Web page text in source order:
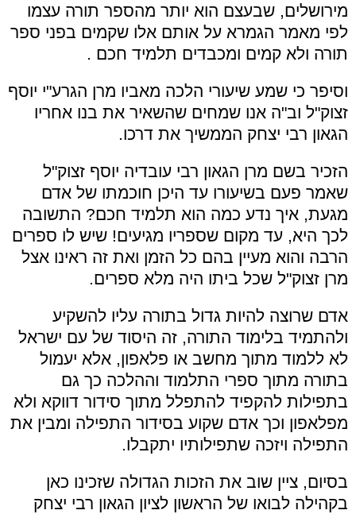
מירושלים, שבעצם הוא יותר מהספר תורה עצמו
לפי מאמר הגמרא על אותם אלו שקמים בפני ספר
תורה ולא קמים ומכבדים תלמיד חכם .
וסיפר כי שמע שיעורי הלכה מאביו מרן הגרע"י יוסף
זצוק"ל וב"ה אנו שמחים שהשאיר את בנו אחריו
הגאון רבי יצחק הממשיך את דרכו.
הזכיר בשם מרן הגאון רבי עובדיה יוסף זצוק"ל
שאמר פעם בשיעורו עד היכן חוכמתו של אדם
מגעת, איך נדע כמה הוא תלמיד חכם? התשובה
לכך היא, עד מקום שספריו מגיעים! שיש לו ספרים
הרבה והוא מעיין בהם כל הזמן ואת זה ראינו אצל
מרן זצוק"ל שכל ביתו היה מלא ספרים.
אדם שרוצה להיות גדול בתורה עליו להשקיע
ולהתמיד בלימוד התורה, זה היסוד של עם ישראל
לא ללמוד מתוך מחשב או פלאפון, אלא יעמול
בתורה מתוך ספרי התלמוד וההלכה כך גם
בתפילות להקפיד להתפלל מתוך סידור דווקא ולא
מפלאפון וכך אדם שקוע בסידור התפילה ומבין את
התפילה ויזכה שתפילותיו יתקבלו.
בסיום, ציין שוב את הזכות הגדולה שזכינו כאן
בקהילה לבואו של הראשון לציון הגאון רבי יצחק